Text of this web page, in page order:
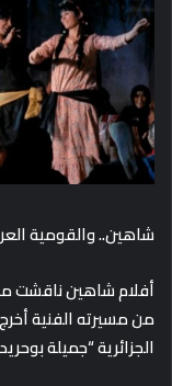
شاهين.. والقومية
أفلام شاهين ناقشت
الجزائرية “جميلة